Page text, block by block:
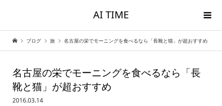
AI TIME
ブログ 旅 名古屋の栄でモーニングを食べるなら「長靴と猫」が超おすすめ
名古屋の栄でモーニングを食べるなら「長
靴と猫」が超おすすめ
2016.03.14